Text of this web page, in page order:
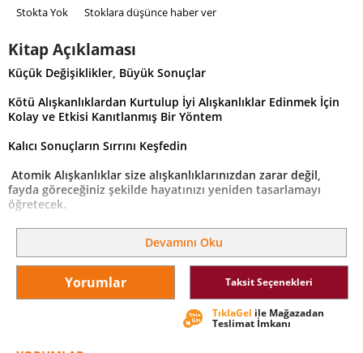
Stokta Yok Stoklara düşünce haber ver
Kitap Açıklaması
Küçük Değişiklikler, Büyük Sonuçlar
Kötü Alışkanlıklardan Kurtulup İyi Alışkanlıklar Edinmek İçin
Kolay ve Etkisi Kanıtlanmış Bir Yöntem
Kalıcı Sonuçların Sırrını Keşfedin
Atomik Alışkanlıklar size alışkanlıklarınızdan zarar değil,
fayda göreceğiniz şekilde hayatınızı yeniden tasarlamayı
öğretecek.
Hedefleriniz ne olursa olsun, Atomik Alışkanlıklar size her
geçen gün %1 daha iyiye gitmeniz için etkisi kanıtlanmış bir
çerçeve sunuyor. Şimdi arkanıza yaslanın, alışkanlıkları
şekillendirme konusunda dünyanın önde gelen
uzmanlarından biri olan James Clear’dan, iyi alışkanlıklar
edinirken kötü alışkanlıklardan kurtulmanın yollarını
Devamını Oku
Yorumlar Taksit Seçenekleri
TıklaGel ile Mağazadan
Teslimat İmkanı